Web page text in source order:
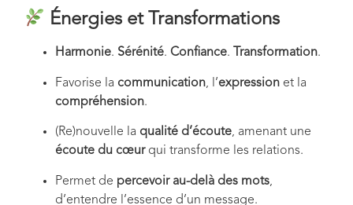
Énergies et Transformations
Harmonie. Sérénité. Confiance. Transformation.
Favorise la communication, l’expression et la
compréhension.
(Re)nouvelle la qualité d’écoute, amenant une
écoute du cœurqui transforme les relations.
Permet de percevoir au-delà des mots,
d’entendre l’essence d’un message.